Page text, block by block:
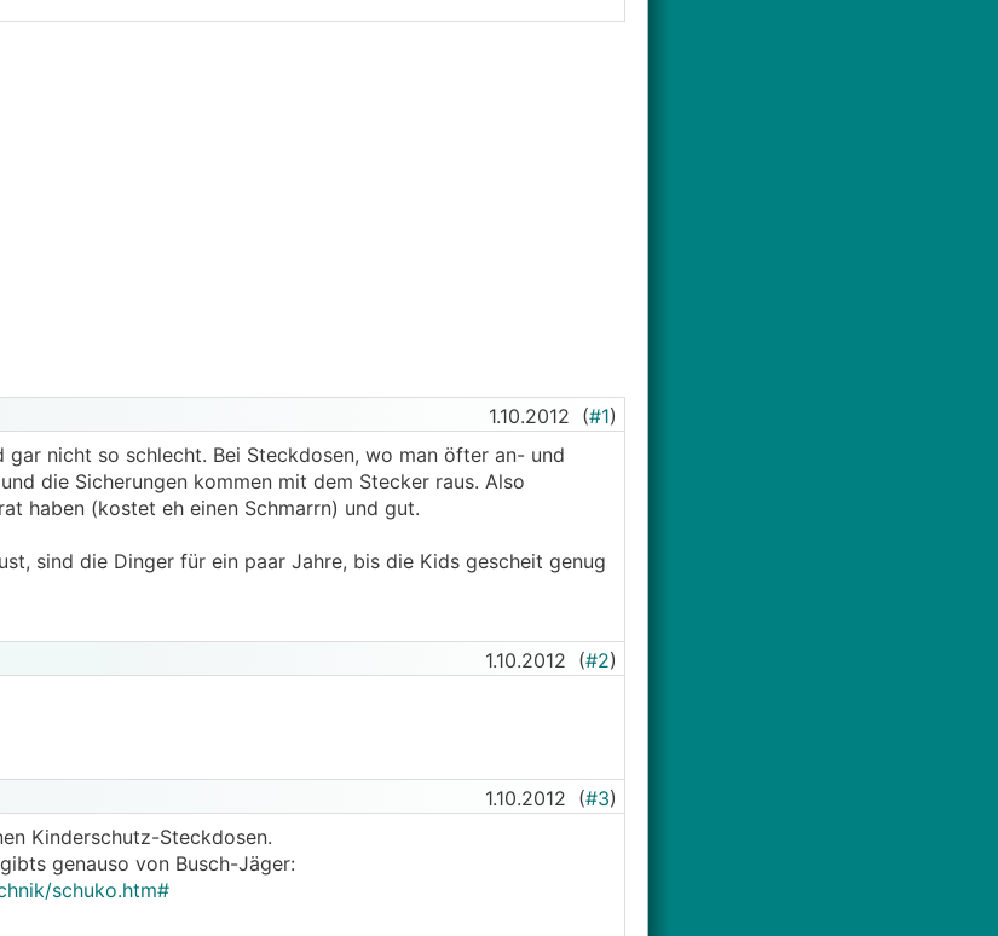
1.10.2012 (#1)
nicht so schlecht. Bei Steckdosen, wo man öfter an- und
die Sicherungen kommen mit dem Stecker raus. Also
haben (kostet eh einen Schmarrn) und gut.
sind die Dinger für ein paar Jahre, bis die Kids gescheit genug
1.10.2012 (#2)
1.10.2012 (#3)
Kinderschutz-Steckdosen.
genauso von Busch-Jäger:
schuko.htm#